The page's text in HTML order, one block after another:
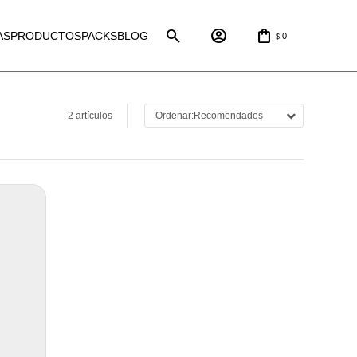
PRODUCTOSPACKSBLOG $ 0
2 artículos Recomendados